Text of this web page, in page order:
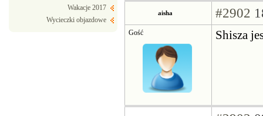
Wakacje 2017
Wycieczki objazdowe
aisha #2902
Gość Shisza